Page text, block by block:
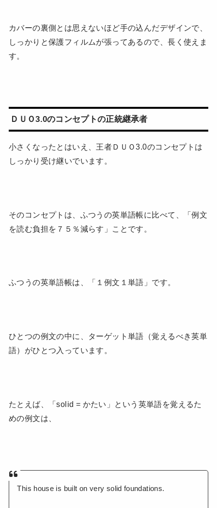
カバーの裏側とは思えないほど手の込んだデザインで、
しっかりと保護フィルムが張ってあるので、長く使えま
す。
ＤＵＯ3.0のコンセプトの正統継承者
小さくなったとはいえ、王者ＤＵＯ3.0のコンセプトは
しっかり受け継いでいます。
そのコンセプトは、ふつうの英単語帳に比べて、「例文
を読む負担を７５％減らす」ことです。
ふつうの英単語帳は、「１例文１単語」です。
ひとつの例文の中に、ターゲット単語（覚えるべき英単
語）がひとつ入っています。
たとえば、「solid = かたい」という英単語を覚えるた
めの例文は、
This house is built on very solid foundations.